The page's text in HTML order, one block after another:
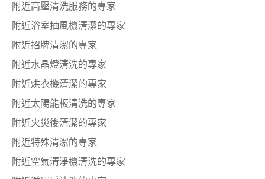
附近高壓清洗服務的專家
附近浴室抽風機清潔的專家
附近招牌清潔的專家
附近水晶燈清洗的專家
附近烘衣機清潔的專家
附近太陽能板清洗的專家
附近火災後清潔的專家
附近特殊清潔的專家
附近空氣清淨機清洗的專家